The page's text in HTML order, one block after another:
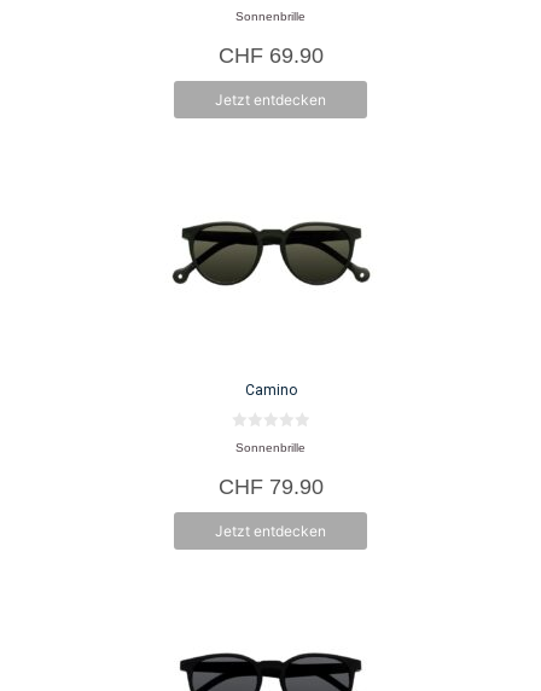
0
v
n
5
Sonnenbrille
CHF69.90
Jetzt entdecken
Camino
0
v
n
5
Sonnenbrille
CHF79.90
Jetzt entdecken